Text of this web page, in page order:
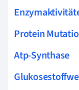
Protein
Atp-Synthase